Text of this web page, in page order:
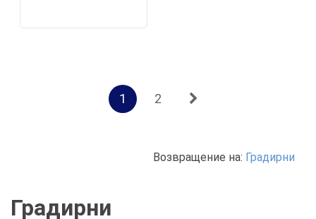
1 2
Возвращение на: Градирни
Градирни